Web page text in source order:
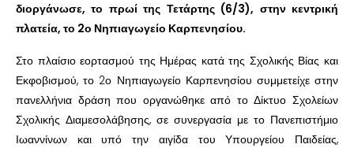
διοργάνωσε, το πρωί της Τετάρτης (6/3), στην κεντρική
πλατεία, το 2ο Νηπιαγωγείο Καρπενησίου.
Στο πλαίσιο εορτασμού της Ημέρας κατά της Σχολικής Βίας και
Εκφοβισμού, το 2ο Νηπιαγωγείο Καρπενησίου συμμετείχε στην
πανελλήνια δράση που οργανώθηκε από το Δίκτυο Σχολείων
Σχολικής Διαμεσολάβησης, σε συνεργασία με το Πανεπιστήμιο
Ιωαννίνων και υπό την αιγίδα του Υπουργείου Παιδείας,